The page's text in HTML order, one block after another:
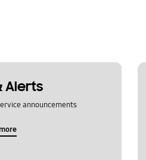
Alerts
announcements